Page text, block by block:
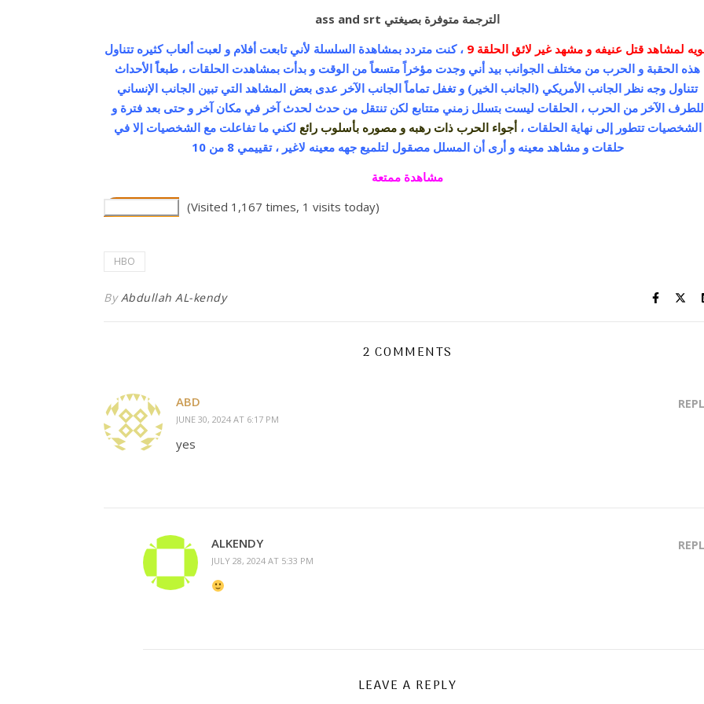
ass and srt الترجمة متوفرة بصيغتي
لمشاهد قتل عنيفه و مشهد غير لائق الحلقة 9 ، كنت متردد بمشاهدة السلسلة لأني تابعت أفلام و لعبت ألعاب كثيره تتناول
هذه الحقبة و الحرب من مختلف الجوانب بيد أني وجدت مؤخراً متسعاً من الوقت و بدأت بمشاهدت الحلقات ، طبعاًَ الأحداث
تتناول وجه نظر الجانب الأمريكي (الجانب الخير) و تغفل تماماً الجانب الآخر عدى بعض المشاهد التي تبين الجانب الإنساني
للطرف الآخر من الحرب ، الحلقات ليست بتسلل زمني متتابع لكن تنتقل من حدث لحدث آخر في مكان آخر و حتى بعد فترة و
الشخصيات تتطور إلى نهاية الحلقات ،أجواء الحرب ذات رهبه و مصوره بأسلوب رائع لكني ما تفاعلت مع الشخصيات إلا في
حلقات و مشاهد معينه و أرى أن المسلل مصقول لتلميع جهه معينه لاغير ، تقييمي 8 من 10
مشاهدة ممتعة
(Visited 1,167 times, 1 visits today)
HBO
ByAbdullah AL-kendy
2 COMMENTS
ABD
JUNE 30, 2024 AT 6:17 PM
yes
ALKENDY
JULY 28, 2024 AT 5:33 PM
LEAVE A REPLY